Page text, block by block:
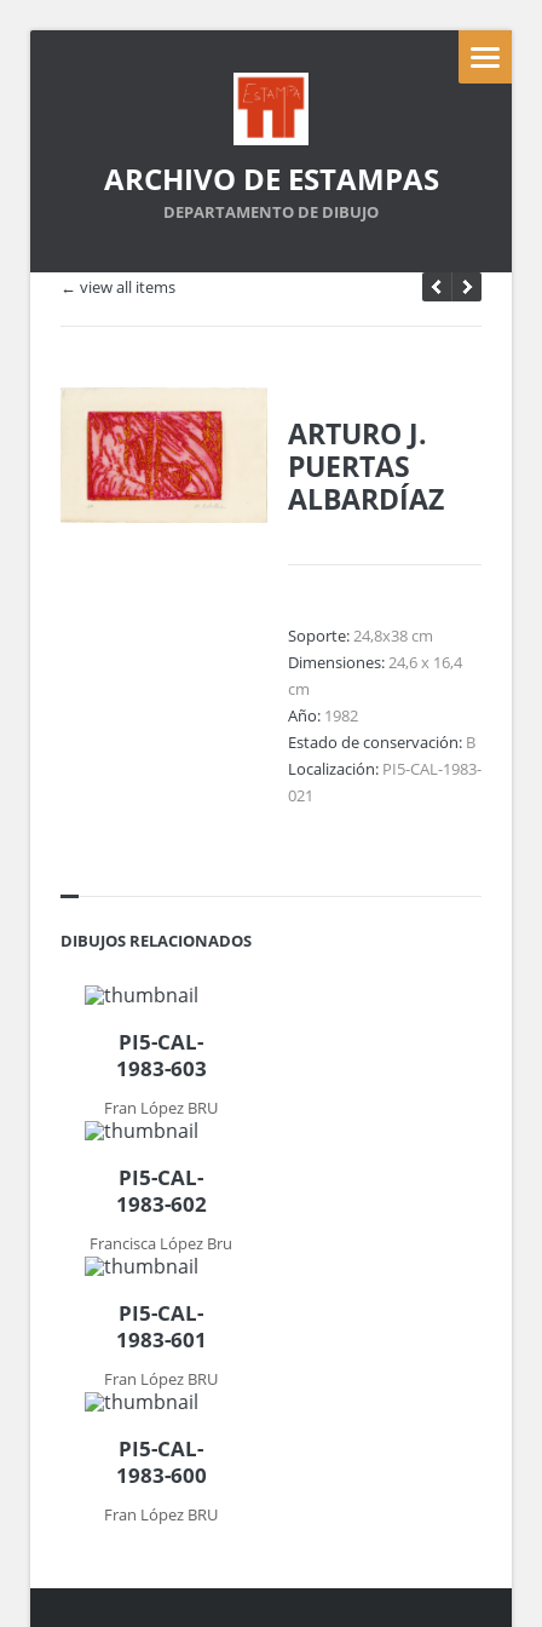
ARCHIVO DE ESTAMPAS
DEPARTAMENTO DE DIBUJO
← view all items
ARTURO J.
PUERTAS
ALBARDÍAZ
Soporte:24,8x38 cm
Dimensiones:24,6 x 16,4
cm
Año: 1982
Estado de conservación: B
Localización: PI5-CAL-1983-
021
DIBUJOS RELACIONADOS
PI5-CAL-
1983-603
Fran López BRU
PI5-CAL-
1983-602
Francisca López Bru
PI5-CAL-
1983-601
Fran López BRU
PI5-CAL-
1983-600
Fran López BRU